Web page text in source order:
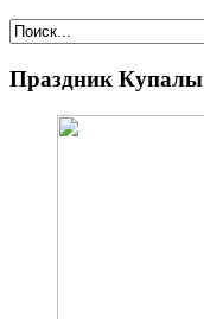
Праздник Купалы